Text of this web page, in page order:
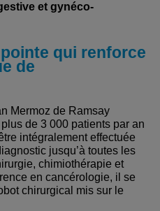
et gynéco-
qui renforce
de
Mermoz de Ramsay
de 3 000 patients par an
intégralement effectuée
jusqu’à toutes les
chimiothérapie et
en cancérologie, il se
chirurgical mis sur le